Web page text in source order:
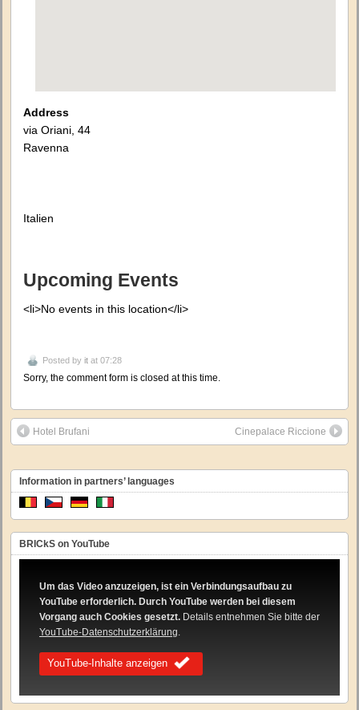
Address
via Oriani, 44
Ravenna
Italien
Upcoming Events
<li>No events in this location</li>
Posted by it at 07:28
Sorry, the comment form is closed at this time.
Hotel Brufani Cinepalace Riccione
Information in partners’ languages
BRICkS on YouTube
Um das Video anzuzeigen, ist ein Verbindungsaufbau zu
YouTube erforderlich. Durch YouTube werden bei diesem
Vorgang auch Cookies gesetzt. Details entnehmen Sie bitte der
YouTube-Datenschutzerklärung
YouTube-Inhalte anzeigen